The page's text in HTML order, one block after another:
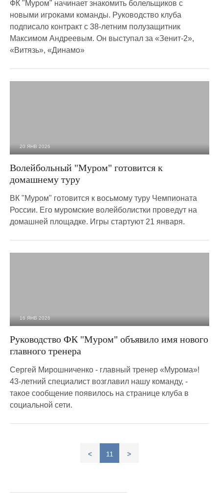
ФК "Муром" начинает знакомить болельщиков с
новыми игроками команды. Руководство клуба
подписало контракт с 38-летним полузащитник
Максимом Андреевым. Он выступал за «Зенит-2»,
«Витязь», «Динамо»
20 ЯНВ 2026
Волейбольный "Муром" готовится к
домашнему туру
ВК "Муром" готовится к восьмому туру Чемпионата
России. Его муромские волейболистки проведут на
домашней площадке. Игры стартуют 21 января.
16 ЯНВ 2026
Руководство ФК "Муром" объявило имя нового
главного тренера
Сергей Мирошниченко - главный тренер «Мурома»!
43-летний специалист возглавил нашу команду, -
такое сообщение появилось на странице клуба в
социальной сети.
< 11 >